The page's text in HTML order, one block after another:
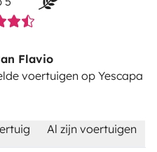
Flavio
voertuigen op Yescapa
Al zijn voertuigen